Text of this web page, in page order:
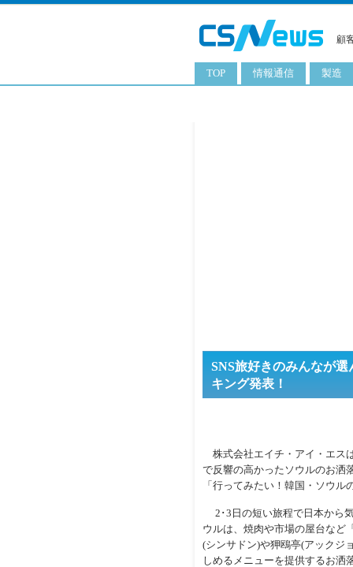
顧
TOP 情報通信 製造
SNS旅好きのみんなが
キング発表！
株式会社エイチ・アイ・エス
で反響の高かったソウルのお洒
「行ってみたい！韓国・ソウ
2･3日の短い旅程で日本から
ウルは、焼肉や市場の屋台など
(シンサドン)や狎鴎亭(アックジ
しめるメニューを提供するお洒